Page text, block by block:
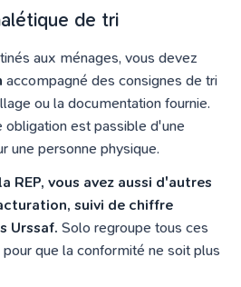
de tri
aux ménages, vous devez
accompagné des consignes de tri
ou la documentation fournie.
est passible d'une
une personne physique.
REP, vous avez aussi d'autres
suivi de chiffre
Urssaf. Solo regroupe tous ces
que la conformité ne soit plus